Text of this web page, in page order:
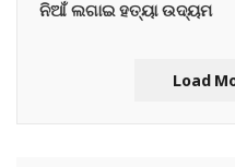
ନିଆଁ ଲଗାଇ ହତ୍ୟା ଉଦ୍ୟମ
Load